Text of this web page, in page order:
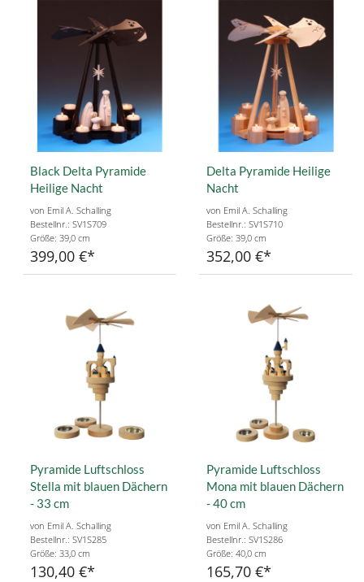
Black Delta Pyramide
Heilige Nacht
von Emil A. Schalling
Bestellnr.: SV1S709
Größe: 39,0 cm
399,00 €
Delta Pyramide Heilige
Nacht
von Emil A. Schalling
Bestellnr.: SV1S710
Größe: 39,0 cm
352,00 €
Pyramide Luftschloss
Stella mit blauen Dächern
- 33 cm
von Emil A. Schalling
Bestellnr.: SV1S285
Größe: 33,0 cm
130,40 €
Pyramide Luftschloss
Mona mit blauen Dächern
- 40 cm
von Emil A. Schalling
Bestellnr.: SV1S286
Größe: 40,0 cm
165,70 €